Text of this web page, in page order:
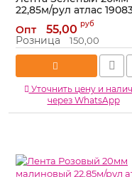
22,85м/рул атлас
Артикул: 190836
Опт 55,00 руб
Розница 150,00
Уточнить цену и
через WhatsApp